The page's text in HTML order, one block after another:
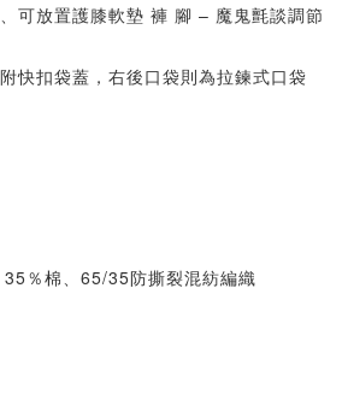
可放置護膝軟墊 褲 腳 – 魔鬼氈談調節
快扣袋蓋，右後口袋則為拉鍊式口袋
％棉、65/35防撕裂混紡編織